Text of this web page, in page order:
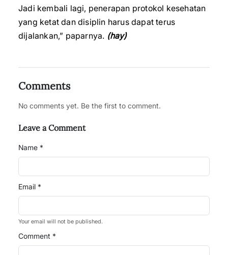
Jadi kembali lagi, penerapan protokol kesehatan
yang ketat dan disiplin harus dapat terus
dijalankan,” paparnya. (hay)
Comments
No comments yet. Be the first to comment.
Leave a Comment
Name *
Email *
Your email will not be published.
Comment *